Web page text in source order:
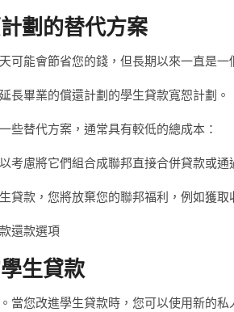
劃的替代方案
可能會節省您的錢，但長期以來一直是
長畢業的償還計劃的學生貸款寬恕計劃。
些替代方案，通常具有較低的總成本：
考慮將它們組合成聯邦直接合併貸款或通
貸款，您將放棄您的聯邦福利，例如獲取
還款選項
生貸款
當您改進學生貸款時，您可以使用新的